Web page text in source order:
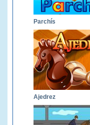
Parchís
Ajedrez